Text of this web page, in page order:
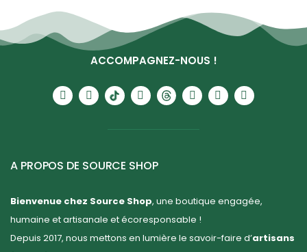
ACCOMPAGNEZ-NOUS !
A PROPOS DE SOURCE SHOP
Bienvenue chez Source Shop, une boutique engagée,
humaine et artisanale et écoresponsable !
Depuis 2017, nous mettons en lumière le savoir-faire d’artisans